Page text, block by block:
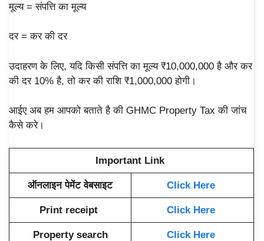
मूल्य = संपत्ति का मूल्य
दर = कर की दर
उदाहरण के लिए, यदि किसी संपत्ति का मूल्य ₹10,000,000 है और कर
की दर 10% है, तो कर की राशि ₹1,000,000 होगी।
आईए अब हम आपको बताते है की GHMC Property Tax की जांच
कैसे करे।
Important Link
ऑनलाइन पेमेंट वेबसाइट Click Here
Print receipt Click Here
Property search Click Here